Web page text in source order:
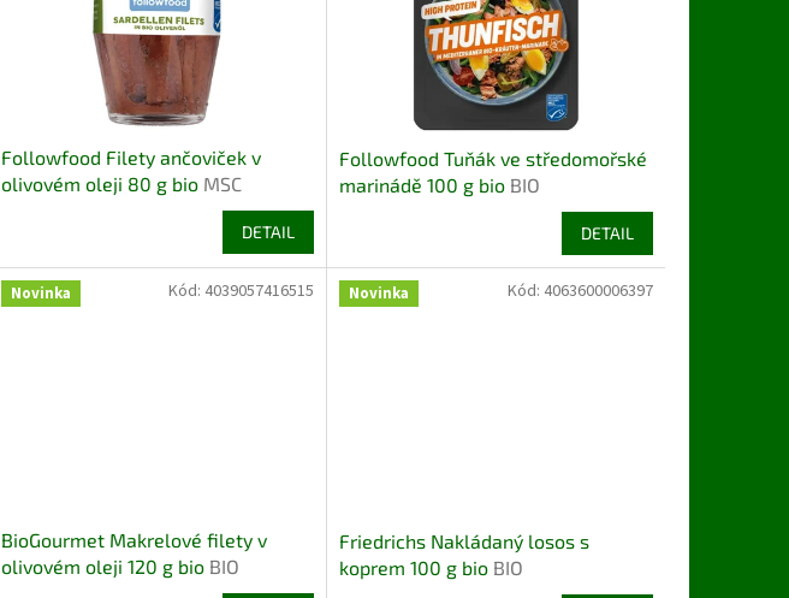
Followfood Filety ančoviček v
olivovém oleji 80 g bio MSC
DETAIL
Followfood Tuňák ve středomořské
marinádě 100 g bio BIO
DETAIL
Novinka
BioGourmet Makrelové filety v
olivovém oleji 120 g bio BIO
Kód: 4039057416515 Novinka
Friedrichs Nakládaný losos s
koprem 100 g bio BIO
Kód: 4063600006397